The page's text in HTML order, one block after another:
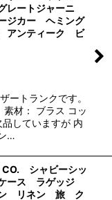
ートジャーニ
ジカー ヘミング
ンティーク ビ
ートランクです。
材： ブラス コッ
品していますが 内
…
シャビーシッ
ース ラゲッジ
リネン 旅 ク